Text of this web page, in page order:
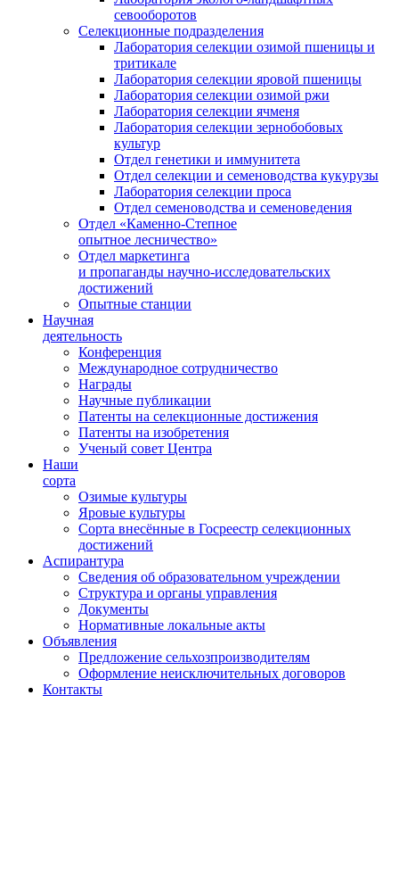
севооборотов
Селекционные подразделения
Лаборатория селекции озимой пшеницы и
тритикале
Лаборатория селекции яровой пшеницы
Лаборатория селекции озимой ржи
Лаборатория селекции ячменя
Лаборатория селекции зернобобовых
культур
Отдел генетики и иммунитета
Отдел селекции и семеноводства кукурузы
Лаборатория селекции проса
Отдел семеноводства и семеноведения
Отдел «Каменно-Степное
опытное лесничество»
Отдел маркетинга
и пропаганды научно-исследовательских
достижений
Опытные станции
Научная
деятельность
Конференция
Международное сотрудничество
Награды
Научные публикации
Патенты на селекционные достижения
Патенты на изобретения
Ученый совет Центра
Наши
сорта
Озимые культуры
Яровые культуры
Сорта внесённые в Госреестр селекционных
достижений
Аспирантура
Сведения об образовательном учреждении
Структура и органы управления
Документы
Нормативные локальные акты
Объявления
Предложение сельхозпроизводителям
Оформление неисключительных договоров
Контакты